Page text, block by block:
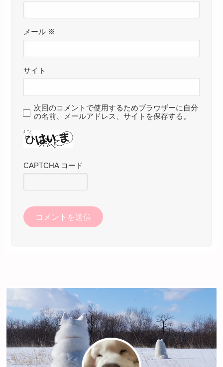
メール ※
サイト
次回のコメントで使用するためブラウザーに自分
の名前、メールアドレス、サイトを保存する。
CAPTCHA コード